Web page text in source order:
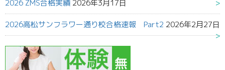
2026 ZMS合格実績 2026年3月17日
2026高松サンフラワー通り校合格速報 Part2 2026年2月27日